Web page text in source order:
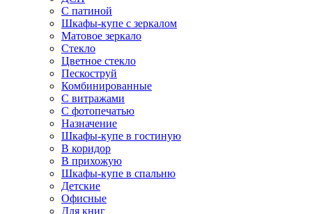
С патиной
Шкафы-купе с зеркалом
Матовое зеркало
Стекло
Цветное стекло
Пескоструй
Комбинированные
С витражами
С фотопечатью
Назначение
Шкафы-купе в гостиную
В коридор
В прихожую
Шкафы-купе в спальню
Детские
Офисные
Для книг